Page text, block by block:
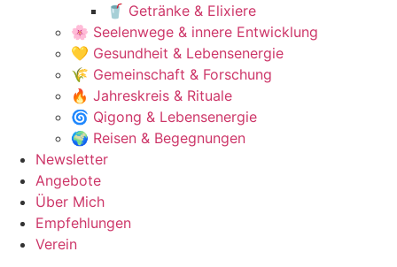
🥤 Getränke & Elixiere
🌸 Seelenwege & innere Entwicklung
💛 Gesundheit & Lebensenergie
🌾 Gemeinschaft & Forschung
🔥 Jahreskreis & Rituale
🌀 Qigong & Lebensenergie
🌍 Reisen & Begegnungen
Newsletter
Angebote
Über Mich
Empfehlungen
Verein